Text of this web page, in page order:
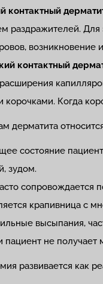
контактный
раздражителей.
возникновение
контактный
корочками. Когда
дерматита
состояние
зудом.
сопровождается
крапивница с
высыпания,
пациент не
развивается как